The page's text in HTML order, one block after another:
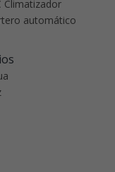
Climatizador
automático